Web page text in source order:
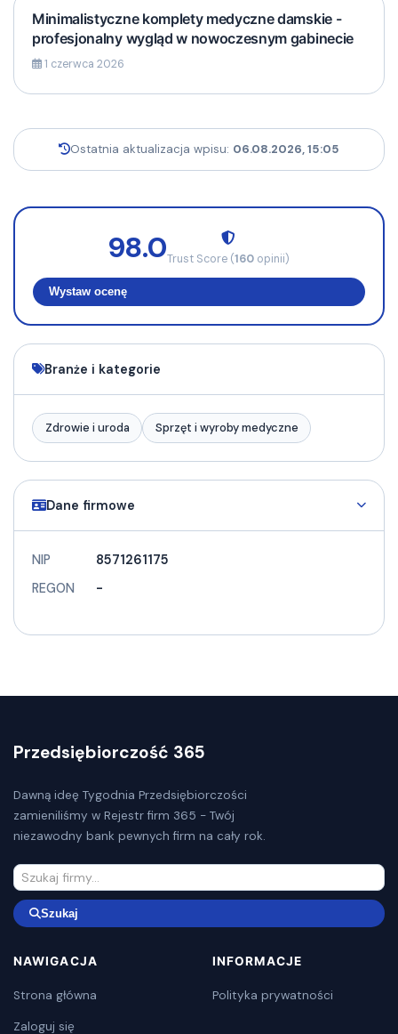
Minimalistyczne komplety medyczne damskie -
profesjonalny wygląd w nowoczesnym gabinecie
1 czerwca 2026
Ostatnia aktualizacja wpisu: 06.08.2026, 15:05
98.0Trust Score (160 opinii)
Wystaw ocenę
Branże i kategorie
Zdrowie i uroda Sprzęt i wyroby medyczne
Dane firmowe
NIP
8571261175
REGON
-
Przedsiębiorczość 365
Dawną ideę Tygodnia Przedsiębiorczości
zamieniliśmy w Rejestr firm 365 - Twój
niezawodny bank pewnych firm na cały rok.
Szukaj
NAWIGACJA
Strona główna
Zaloguj się
INFORMACJE
Polityka prywatności